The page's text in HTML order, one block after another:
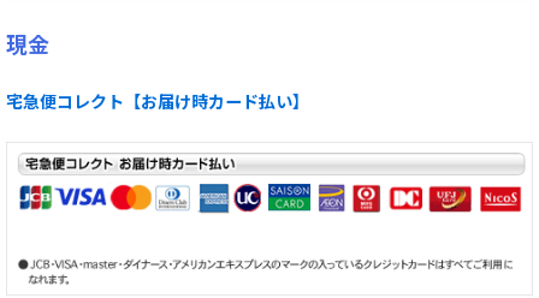
現金
宅急便コレクト【お届け時カード払い】